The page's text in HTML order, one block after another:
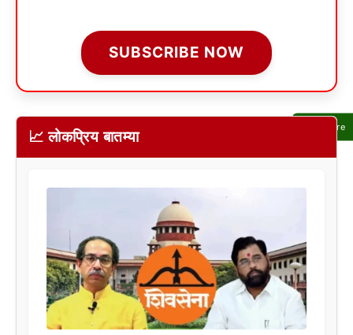
Share
SUBSCRIBE NOW
📈 लोकप्रिय बातम्या